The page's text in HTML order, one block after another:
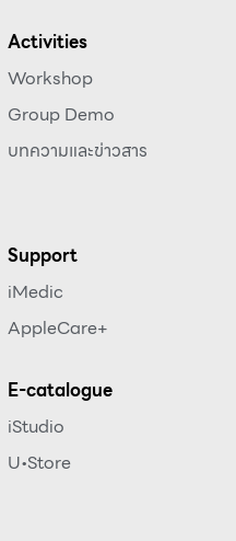
Activities
Workshop
Group Demo
บทความและข่าวสาร
Support
iMedic
AppleCare+
E-catalogue
iStudio
U•Store